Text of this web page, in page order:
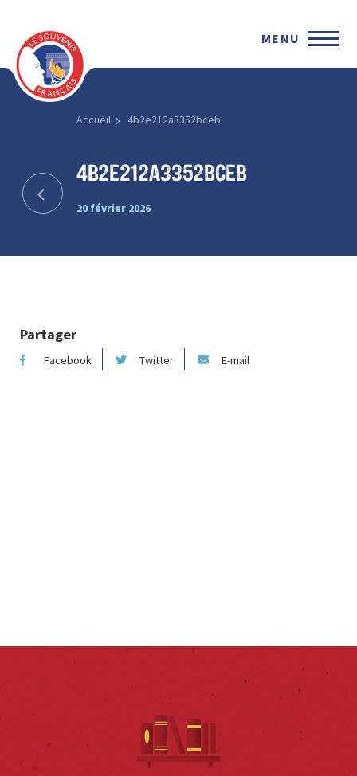
MENU
Accueil 4b2e212a3352bceb
4b2e212a3352bceb
20 février 2026
Partager
Facebook Twitter E-mail